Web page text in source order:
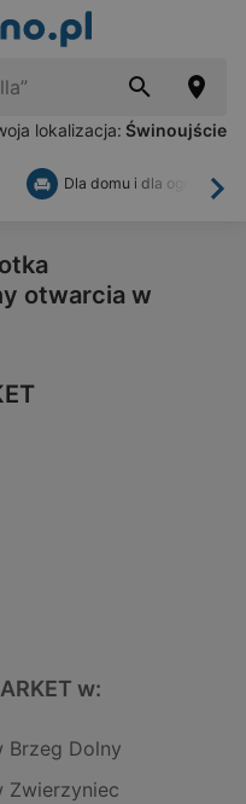
lokalizacja: Świnoujście
Dla domu i dla ogrodu
otwarcia w
w:
Brzeg Dolny
Zwierzyniec